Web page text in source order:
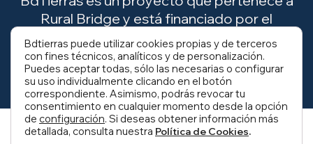
Rural Bridge y está financiado por el
Ministerio para la Transición Ecológica y el
Reto Demográfico (MITECO).
Bdtierras puede utilizar cookies propias y de terceros
con fines técnicos, analíticos y de personalización.
Puedes aceptar todas, sólo las necesarias o configurar
su uso individualmente clicando en el botón
correspondiente. Asimismo, podrás revocar tu
consentimiento en cualquier momento desde la opción
de configuración. Si deseas obtener información más
detallada, consulta nuestra Política de Cookies.